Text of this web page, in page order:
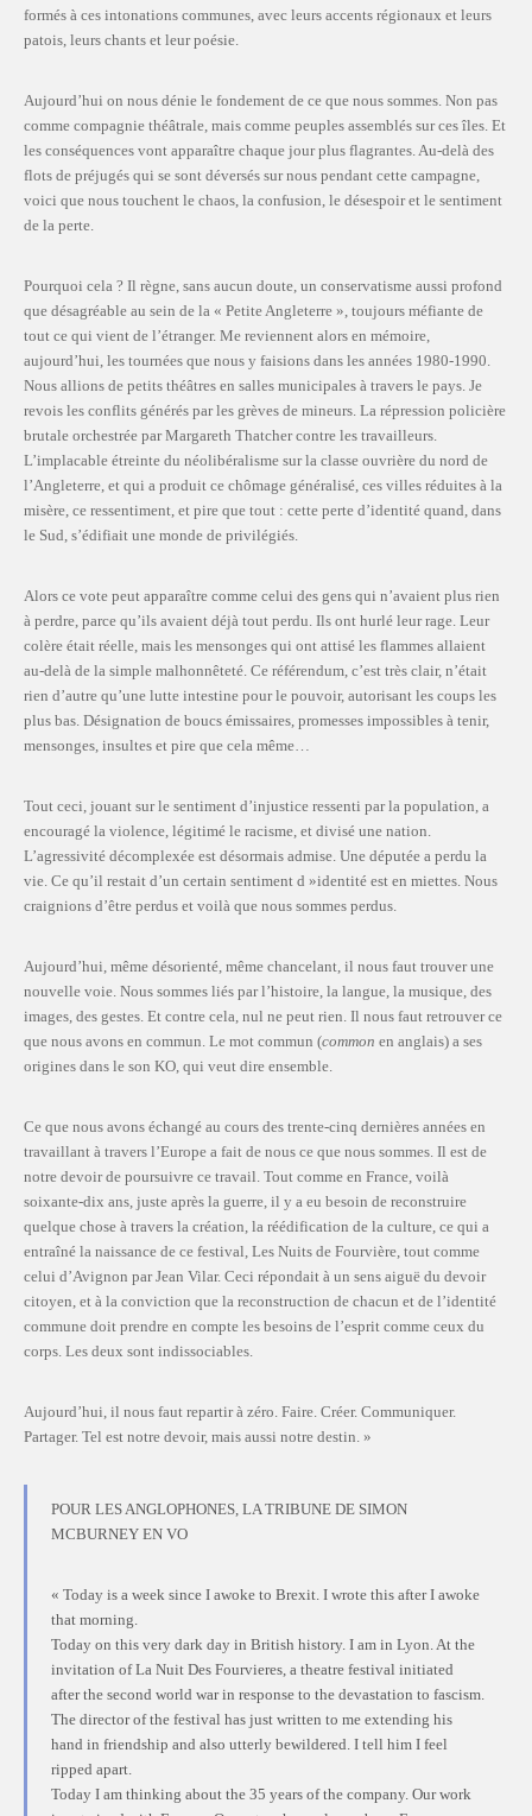
formés à ces intonations communes, avec leurs accents régionaux et leurs
patois, leurs chants et leur poésie.
Aujourd’hui on nous dénie le fondement de ce que nous sommes. Non pas
comme compagnie théâtrale, mais comme peuples assemblés sur ces îles. Et
les conséquences vont apparaître chaque jour plus flagrantes. Au-delà des
flots de préjugés qui se sont déversés sur nous pendant cette campagne,
voici que nous touchent le chaos, la confusion, le désespoir et le sentiment
de la perte.
Pourquoi cela ? Il règne, sans aucun doute, un conservatisme aussi profond
que désagréable au sein de la « Petite Angleterre », toujours méfiante de
tout ce qui vient de l’étranger. Me reviennent alors en mémoire,
aujourd’hui, les tournées que nous y faisions dans les années 1980-1990.
Nous allions de petits théâtres en salles municipales à travers le pays. Je
revois les conflits générés par les grèves de mineurs. La répression policière
brutale orchestrée par Margareth Thatcher contre les travailleurs.
L’implacable étreinte du néolibéralisme sur la classe ouvrière du nord de
l’Angleterre, et qui a produit ce chômage généralisé, ces villes réduites à la
misère, ce ressentiment, et pire que tout : cette perte d’identité quand, dans
le Sud, s’édifiait une monde de privilégiés.
Alors ce vote peut apparaître comme celui des gens qui n’avaient plus rien
à perdre, parce qu’ils avaient déjà tout perdu. Ils ont hurlé leur rage. Leur
colère était réelle, mais les mensonges qui ont attisé les flammes allaient
au-delà de la simple malhonnêteté. Ce référendum, c’est très clair, n’était
rien d’autre qu’une lutte intestine pour le pouvoir, autorisant les coups les
plus bas. Désignation de boucs émissaires, promesses impossibles à tenir,
mensonges, insultes et pire que cela même…
Tout ceci, jouant sur le sentiment d’injustice ressenti par la population, a
encouragé la violence, légitimé le racisme, et divisé une nation.
L’agressivité décomplexée est désormais admise. Une députée a perdu la
vie. Ce qu’il restait d’un certain sentiment d »identité est en miettes. Nous
craignions d’être perdus et voilà que nous sommes perdus.
Aujourd’hui, même désorienté, même chancelant, il nous faut trouver une
nouvelle voie. Nous sommes liés par l’histoire, la langue, la musique, des
images, des gestes. Et contre cela, nul ne peut rien. Il nous faut retrouver ce
que nous avons en commun. Le mot commun (common en anglais) a ses
origines dans le son KO, qui veut dire ensemble.
Ce que nous avons échangé au cours des trente-cinq dernières années en
travaillant à travers l’Europe a fait de nous ce que nous sommes. Il est de
notre devoir de poursuivre ce travail. Tout comme en France, voilà
soixante-dix ans, juste après la guerre, il y a eu besoin de reconstruire
quelque chose à travers la création, la réédification de la culture, ce qui a
entraîné la naissance de ce festival, Les Nuits de Fourvière, tout comme
celui d’Avignon par Jean Vilar. Ceci répondait à un sens aiguë du devoir
citoyen, et à la conviction que la reconstruction de chacun et de l’identité
commune doit prendre en compte les besoins de l’esprit comme ceux du
corps. Les deux sont indissociables.
Aujourd’hui, il nous faut repartir à zéro. Faire. Créer. Communiquer.
Partager. Tel est notre devoir, mais aussi notre destin. »
POUR LES ANGLOPHONES, LA TRIBUNE DE SIMON
MCBURNEY EN VO
« Today is a week since I awoke to Brexit. I wrote this after I awoke
that morning.
Today on this very dark day in British history. I am in Lyon. At the
invitation of La Nuit Des Fourvieres, a theatre festival initiated
after the second world war in response to the devastation to fascism.
The director of the festival has just written to me extending his
hand in friendship and also utterly bewildered. I tell him I feel
ripped apart.
Today I am thinking about the 35 years of the company. Our work